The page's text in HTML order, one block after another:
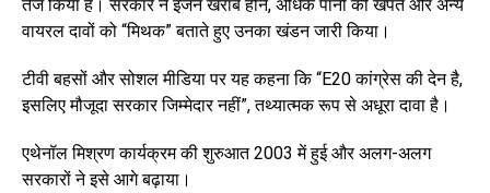
तेज किया है। सरकार ने इंजन खराब होने, अधिक पानी की खपत और अन्य
वायरल दावों को “मिथक” बताते हुए उनका खंडन जारी किया।
टीवी बहसों और सोशल मीडिया पर यह कहना कि “E20 कांग्रेस की देन है,
इसलिए मौजूदा सरकार जिम्मेदार नहीं”, तथ्यात्मक रूप से अधूरा दावा है।
एथेनॉल मिश्रण कार्यक्रम की शुरुआत 2003 में हुई और अलग-अलग
सरकारों ने इसे आगे बढ़ाया।